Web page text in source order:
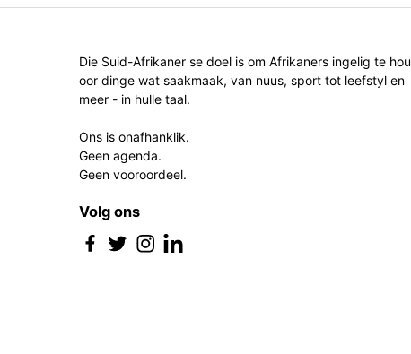
Die Suid-Afrikaner se doel is om Afrikaners ingelig te hou
oor dinge wat saakmaak, van nuus, sport tot leefstyl en
meer - in hulle taal.
Ons is onafhanklik.
Geen agenda.
Geen vooroordeel.
Volg ons